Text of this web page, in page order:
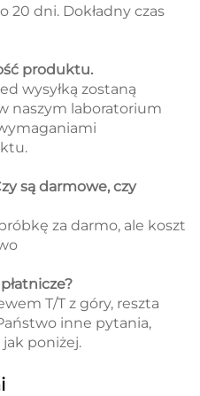
20 dni. Dokładny czas
produktu.
wysyłką zostaną
naszym laboratorium
są darmowe, czy
za darmo, ale koszt
T/T z góry, reszta
inne pytania,
poniżej.